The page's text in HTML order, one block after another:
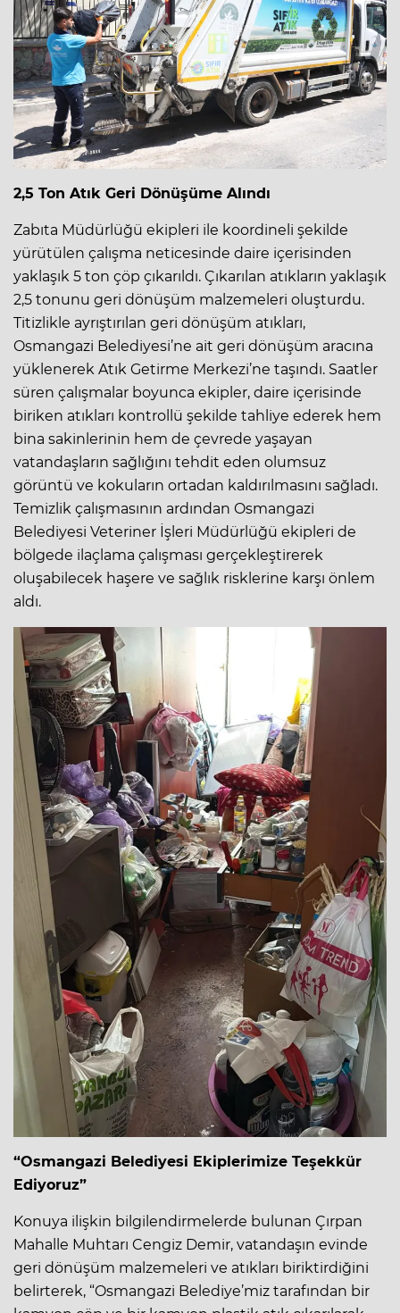
2,5 Ton Atık Geri Dönüşüme Alındı
Zabıta Müdürlüğü ekipleri ile koordineli şekilde
yürütülen çalışma neticesinde daire içerisinden
yaklaşık 5 ton çöp çıkarıldı. Çıkarılan atıkların yaklaşık
2,5 tonunu geri dönüşüm malzemeleri oluşturdu.
Titizlikle ayrıştırılan geri dönüşüm atıkları,
Osmangazi Belediyesi’ne ait geri dönüşüm aracına
yüklenerek Atık Getirme Merkezi’ne taşındı. Saatler
süren çalışmalar boyunca ekipler, daire içerisinde
biriken atıkları kontrollü şekilde tahliye ederek hem
bina sakinlerinin hem de çevrede yaşayan
vatandaşların sağlığını tehdit eden olumsuz
görüntü ve kokuların ortadan kaldırılmasını sağladı.
Temizlik çalışmasının ardından Osmangazi
Belediyesi Veteriner İşleri Müdürlüğü ekipleri de
bölgede ilaçlama çalışması gerçekleştirerek
oluşabilecek haşere ve sağlık risklerine karşı önlem
aldı.
“Osmangazi Belediyesi Ekiplerimize Teşekkür
Ediyoruz”
Konuya ilişkin bilgilendirmelerde bulunan Çırpan
Mahalle Muhtarı Cengiz Demir, vatandaşın evinde
geri dönüşüm malzemeleri ve atıkları biriktirdiğini
belirterek, “Osmangazi Belediye’miz tarafından bir